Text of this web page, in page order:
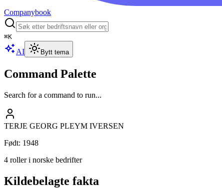
Companybook
⌘K
AI Bytt tema
Command Palette
Search for a command to run...
TERJE GEORG PLEYM IVERSEN
Født: 1948
4 roller i norske bedrifter
Kildebelagte fakta